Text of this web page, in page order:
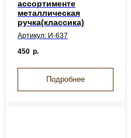
ассортименте
металлическая
ручка(классика)
Артикул: И-637
450 р.
Подробнее